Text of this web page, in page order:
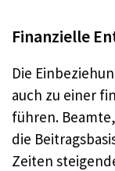
Finanzielle
Die
auch zu einer
führen.
die
Zeiten